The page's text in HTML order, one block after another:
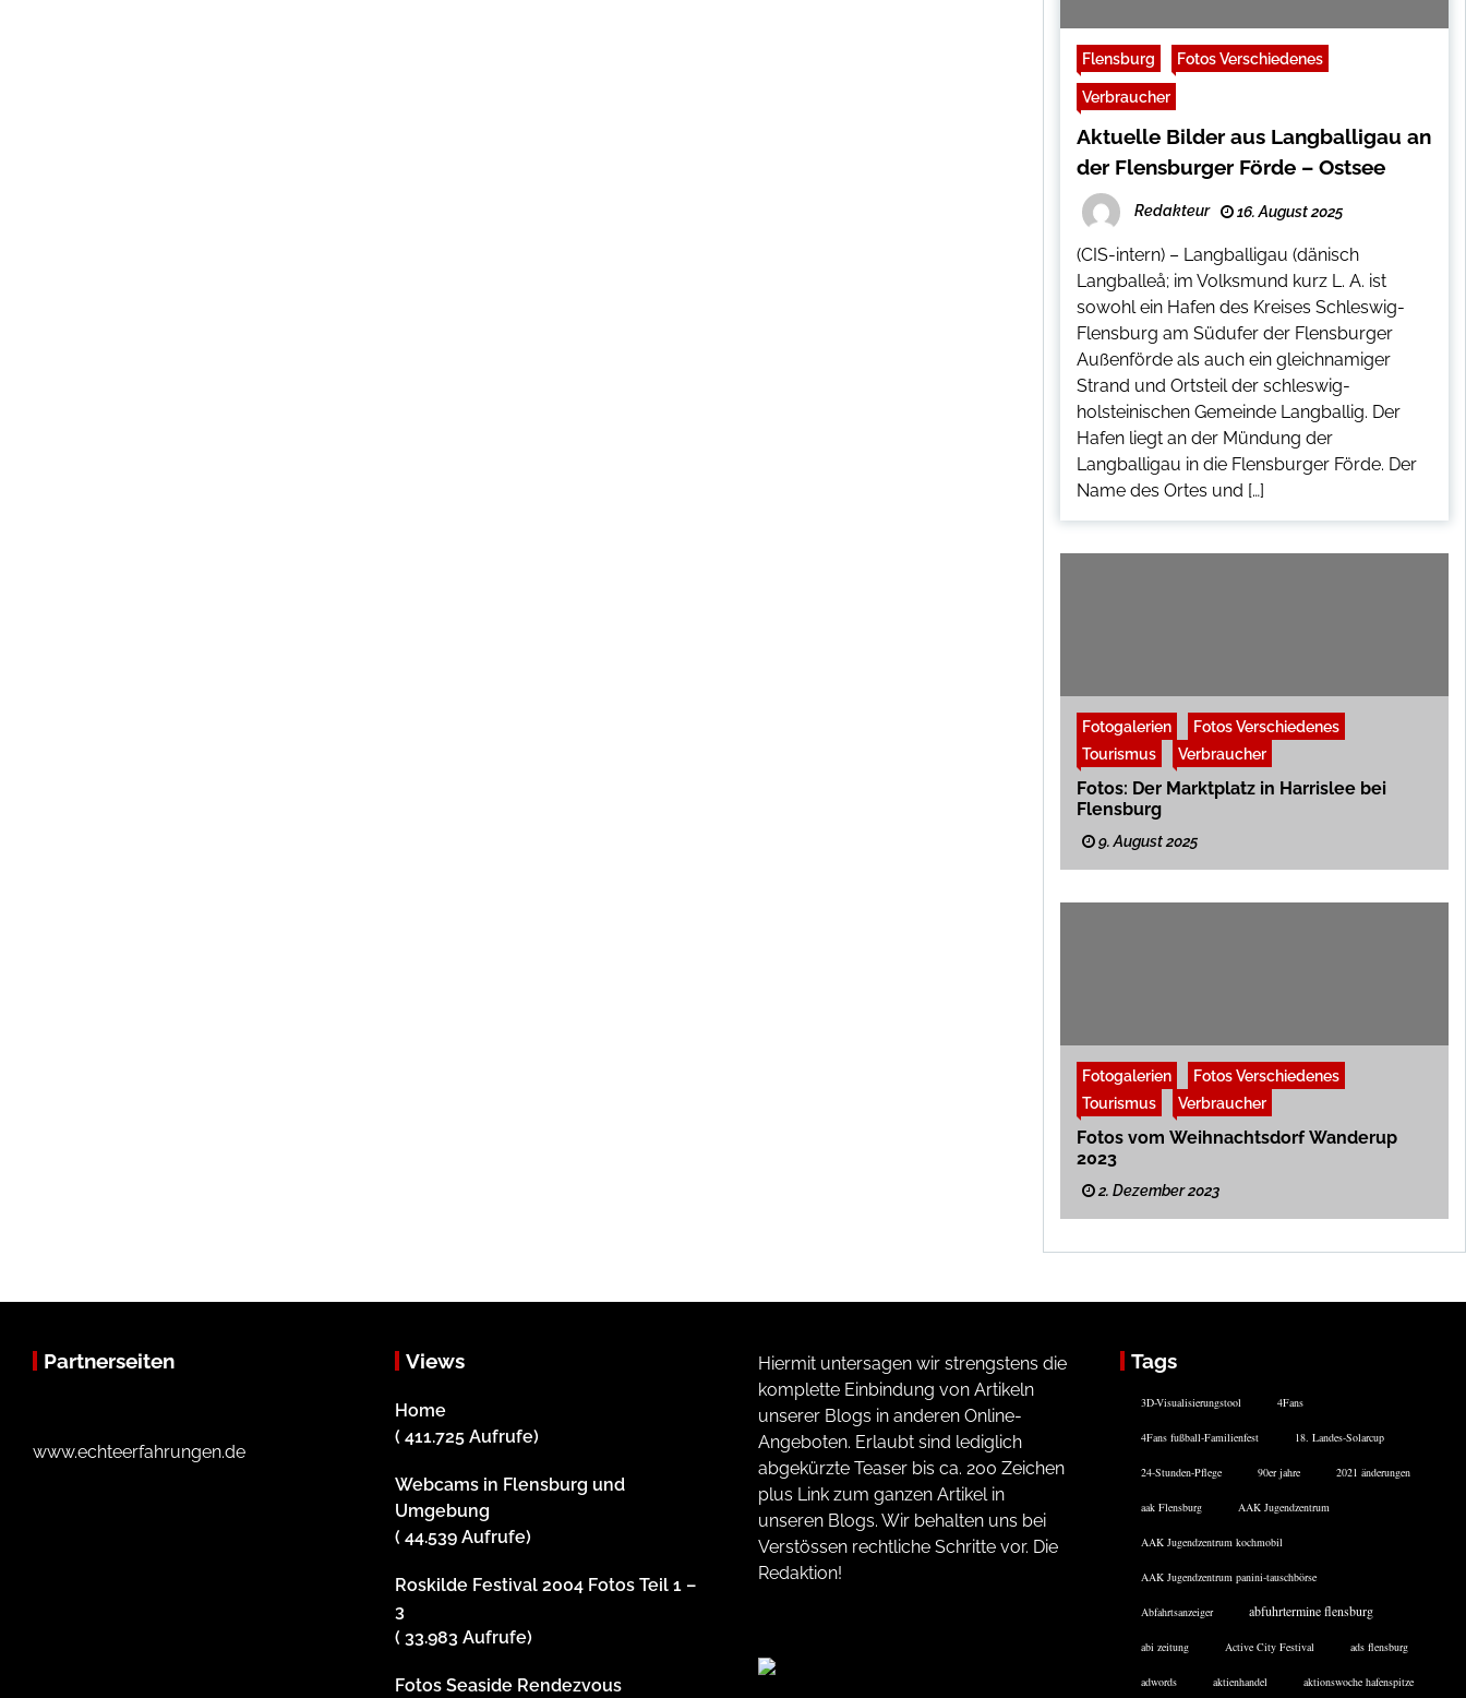
Flensburg Fotos Verschiedenes
Verbraucher
Aktuelle Bilder aus Langballigau an
der Flensburger Förde – Ostsee
Redakteur 16. August 2025
(CIS-intern) – Langballigau (dänisch
Langballeå; im Volksmund kurz L. A. ist
sowohl ein Hafen des Kreises Schleswig-
Flensburg am Südufer der Flensburger
Außenförde als auch ein gleichnamiger
Strand und Ortsteil der schleswig-
holsteinischen Gemeinde Langballig. Der
Hafen liegt an der Mündung der
Langballigau in die Flensburger Förde. Der
Name des Ortes und […]
Fotogalerien
Fotos Verschiedenes
Tourismus
Verbraucher
Fotos: Der Marktplatz in Harrislee bei
Flensburg
9. August 2025
Fotogalerien
Fotos Verschiedenes
Tourismus
Verbraucher
Fotos vom Weihnachtsdorf Wanderup
2023
2. Dezember 2023
Partnerseiten
www.echteerfahrungen.de
Views
Home
( 411.725 Aufrufe)
Webcams in Flensburg und
Umgebung
( 44.539 Aufrufe)
Roskilde Festival 2004 Fotos Teil 1 –
3
( 33.983 Aufrufe)
Fotos Seaside Rendezvous
Hiermit untersagen wir strengstens die
komplette Einbindung von Artikeln
unserer Blogs in anderen Online-
Angeboten. Erlaubt sind lediglich
abgekürzte Teaser bis ca. 200 Zeichen
plus Link zum ganzen Artikel in
unseren Blogs. Wir behalten uns bei
Verstössen rechtliche Schritte vor. Die
Redaktion!
Tags
3D-Visualisierungstool 4Fans
4Fans fußball-Familienfest 18. Landes-Solarcup
24-Stunden-Pflege 90er jahre 2021 änderungen
aak Flensburg AAK Jugendzentrum
AAK Jugendzentrum kochmobil
AAK Jugendzentrum panini-tauschbörse
Abfahrtsanzeiger abfuhrtermine flensburg
abi zeitung Active City Festival ads flensburg
adwords aktienhandel aktionswoche hafenspitze